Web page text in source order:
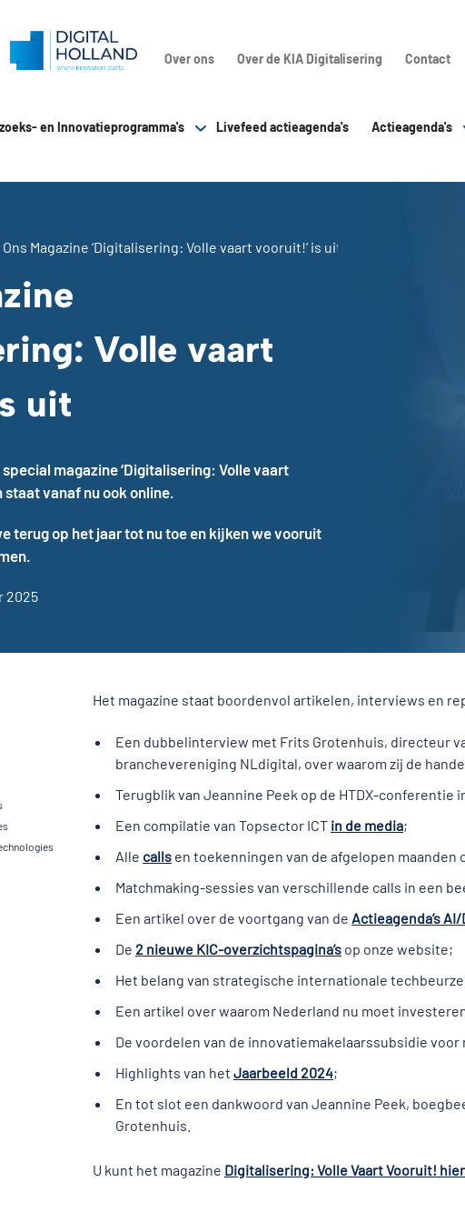
Over ons Over de KIA Digitalisering Contact
en Innovatieprogramma's Livefeed actieagenda's Actieagenda's
Ons Magazine ‘Digitalisering: Volle vaart vooruit!’ is uit
Volle vaart
uit
magazine ‘Digitalisering: Volle vaart
staat vanaf nu ook online.
terug op het jaar tot nu toe en kijken we vooruit
2025
Het magazine staat boordenvol artikelen, interviews en
Een dubbelinterview met Frits Grotenhuis, directeur
branchevereniging NLdigital, over waarom zij de
Terugblik van Jeannine Peek op de HTDX-conferentie
Een compilatie van Topsector ICT in de media;
Alle calls en toekenningen van de afgelopen maanden
Matchmaking-sessies van verschillende calls in een
Een artikel over de voortgang van de Actieagenda’s
De 2 nieuwe KIC-overzichtspagina’s op onze website;
Het belang van strategische internationale
Een artikel over waarom Nederland nu moet
De voordelen van de innovatiemakelaarssubsidie voor
Highlights van het Jaarbeeld 2024;
En tot slot een dankwoord van Jeannine Peek,
Grotenhuis.
U kunt het magazine Digitalisering: Volle Vaart Vooruit! hier